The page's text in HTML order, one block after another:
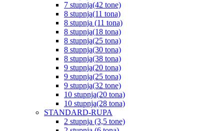
7 stupnja(42 tone)
8 stupnja(11 tona)
8 stupnja (11 tona)
8 stupnja(18 tona)
8 stupnja(25 tona)
8 stupnja(30 tona)
8 stupnja(38 tona)
9 stupnja(20 tona)
9 stupnja(25 tona)
9 stupnja(32 tone)
10 stupnja(20 tona)
10 stupnja(28 tona)
STANDARD-RUPA
2 stupnja (3,5 tone)